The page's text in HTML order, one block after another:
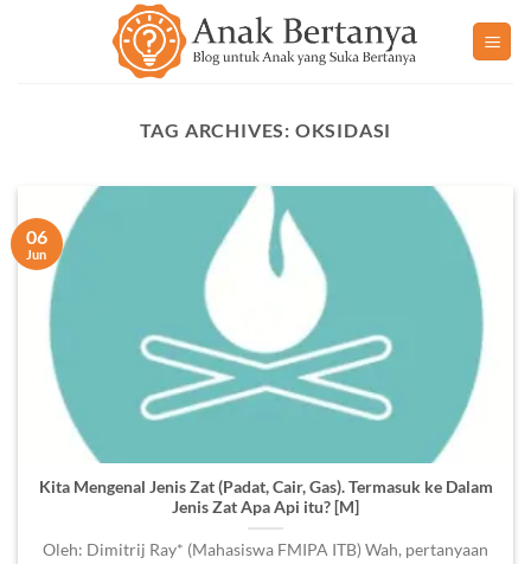
TAG ARCHIVES: OKSIDASI
Kita Mengenal Jenis Zat (Padat, Cair, Gas). Termasuk ke Dalam
Jenis Zat Apa Api itu? [M]
Oleh: Dimitrij Ray* (Mahasiswa FMIPA ITB) Wah, pertanyaan
06
Jun